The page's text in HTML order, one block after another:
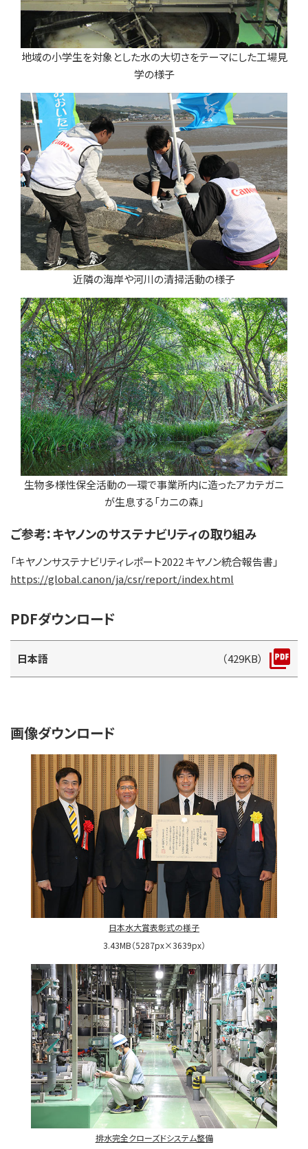
地域の小学生を対象とした水の大切さをテーマにした工場見
学の様子
近隣の海岸や河川の清掃活動の様子
生物多様性保全活動の一環で事業所内に造ったアカテガニ
が生息する「カニの森」
ご参考：キヤノンのサステナビリティの取り組み
「キヤノンサステナビリティレポート2022 キヤノン統合報告書」
https://global.canon/ja/csr/report/index.html
PDFダウンロード
日本語 （429KB）
画像ダウンロード
日本水大賞表彰式の様子
3.43MB（5287px×3639px）
排水完全クローズドシステム整備